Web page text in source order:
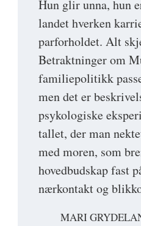
Hun glir unna, hun
landet hverken
parforholdet. Alt
Betraktninger om
familiepolitikk
men det er
psykologiske
tallet, der man
med moren, som
hovedbudskap fast
nærkontakt og
MARI